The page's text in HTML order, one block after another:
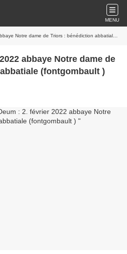
MENU
dame de Triors : bénédiction abbatiale (fontgombault )
abbaye Notre dame de
(fontgombault )